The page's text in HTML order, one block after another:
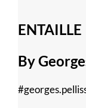
ENTAILLE
By